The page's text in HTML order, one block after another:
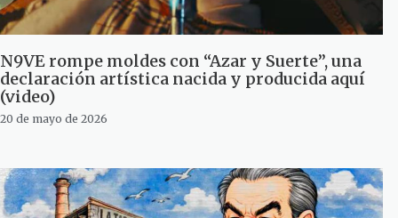
N9VE rompe moldes con “Azar y Suerte”, una
declaración artística nacida y producida aquí
(video)
20 de mayo de 2026